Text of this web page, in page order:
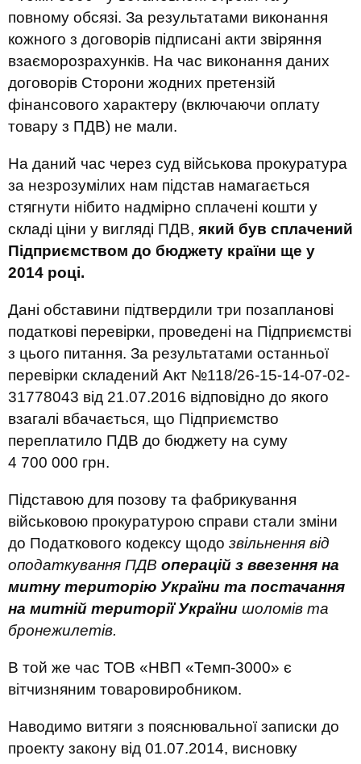
повному обсязі. За результатами виконання
кожного з договорів підписані акти звіряння
взаєморозрахунків. На час виконання даних
договорів Сторони жодних претензій
фінансового характеру (включаючи оплату
товару з ПДВ) не мали.
На даний час через суд військова прокуратура
за незрозумілих нам підстав намагається
стягнути нібито надмірно сплачені кошти у
складі ціни у вигляді ПДВ, який був сплачений
Підприємством до бюджету країни ще у
2014 році.
Дані обставини підтвердили три позапланові
податкові перевірки, проведені на Підприємстві
з цього питання. За результатами останньої
перевірки складений Акт №118/26-15-14-07-02-
31778043 від 21.07.2016 відповідно до якого
взагалі вбачається, що Підприємство
переплатило ПДВ до бюджету на суму
4 700 000 грн.
Підставою для позову та фабрикування
військовою прокуратурою справи стали зміни
до Податкового кодексу щодо звільнення від
оподаткування ПДВ операцій з ввезення на
митну територію України та постачання
на митній території України шоломів та
бронежилетів.
В той же час ТОВ «НВП «Темп-3000» є
вітчизняним товаровиробником.
Наводимо витяги з пояснювальної записки до
проекту закону від 01.07.2014, висновку